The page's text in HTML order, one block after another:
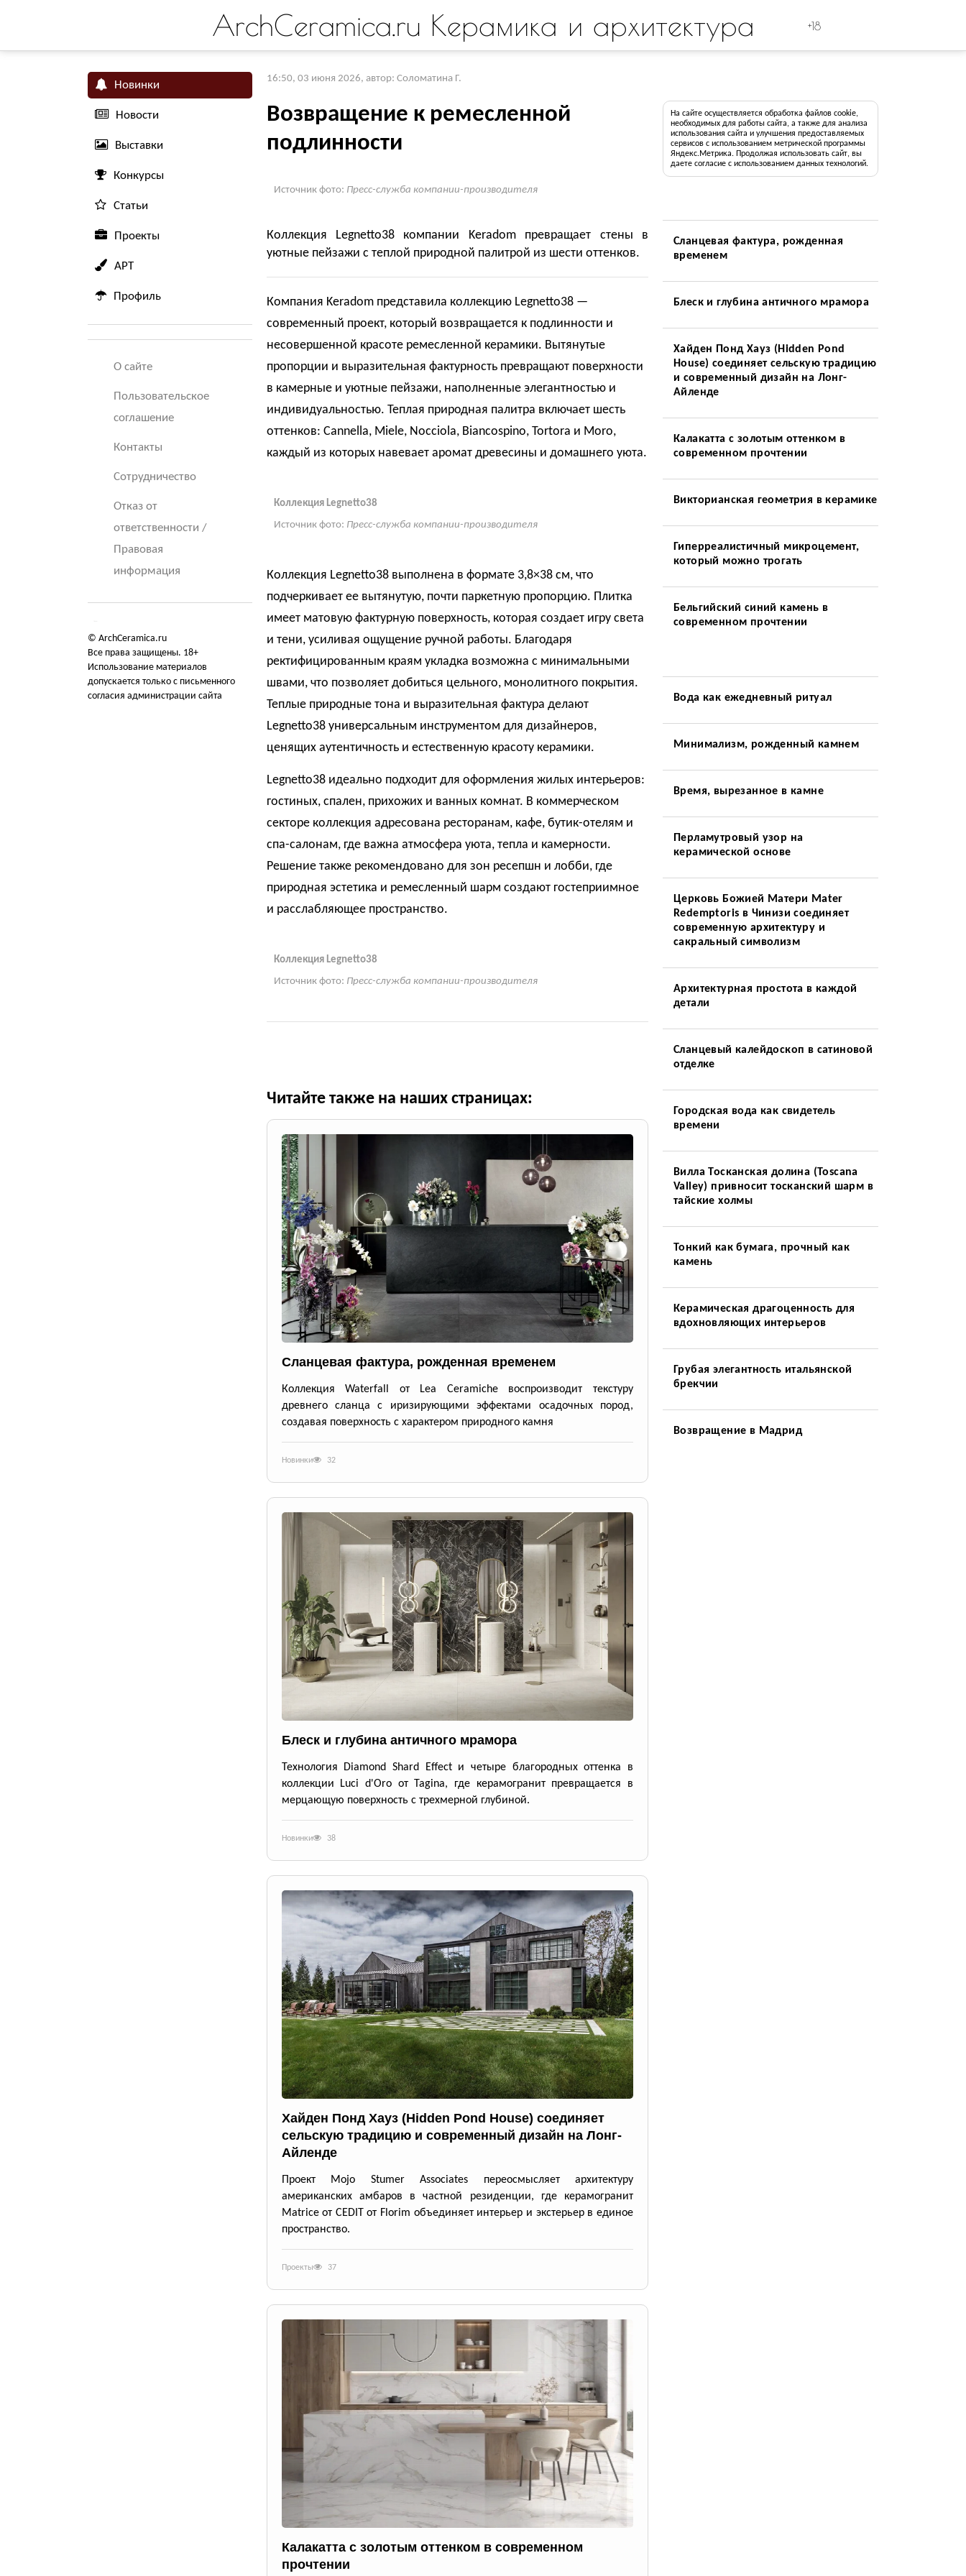
ArchCeramica.ru Керамика и архитектура +18
Новинки
Новости
Выставки
Конкурсы
Статьи
Проекты
АРТ
Профиль
О сайте
Пользовательское
соглашение
Контакты
Сотрудничество
Отказ от
ответственности /
Правовая
информация
© ArchCeramica.ru
Все права защищены. 18+
Использование материалов
допускается только с письменного
согласия администрации сайта
16:50, 03 июня 2026, автор: Соломатина Г.
Возвращение к ремесленной
подлинности
Источник фото: Пресс-служба компании-производителя
Коллекция Legnetto38 компании Keradom превращает стены в
уютные пейзажи с теплой природной палитрой из шести оттенков.
Компания Keradom представила коллекцию Legnetto38 —
современный проект, который возвращается к подлинности и
несовершенной красоте ремесленной керамики. Вытянутые
пропорции и выразительная фактурность превращают поверхности
в камерные и уютные пейзажи, наполненные элегантностью и
индивидуальностью. Теплая природная палитра включает шесть
оттенков: Cannella, Miele, Nocciola, Biancospino, Tortora и Moro,
каждый из которых навевает аромат древесины и домашнего уюта.
Коллекция Legnetto38
Источник фото: Пресс-служба компании-производителя
Коллекция Legnetto38 выполнена в формате 3,8×38 см, что
подчеркивает ее вытянутую, почти паркетную пропорцию. Плитка
имеет матовую фактурную поверхность, которая создает игру света
и тени, усиливая ощущение ручной работы. Благодаря
ректифицированным краям укладка возможна с минимальными
швами, что позволяет добиться цельного, монолитного покрытия.
Теплые природные тона и выразительная фактура делают
Legnetto38 универсальным инструментом для дизайнеров,
ценящих аутентичность и естественную красоту керамики.
Legnetto38 идеально подходит для оформления жилых интерьеров:
гостиных, спален, прихожих и ванных комнат. В коммерческом
секторе коллекция адресована ресторанам, кафе, бутик-отелям и
спа-салонам, где важна атмосфера уюта, тепла и камерности.
Решение также рекомендовано для зон ресепшн и лобби, где
природная эстетика и ремесленный шарм создают гостеприимное
и расслабляющее пространство.
Коллекция Legnetto38
Источник фото: Пресс-служба компании-производителя
Читайте также на наших страницах:
Сланцевая фактура, рожденная временем
Коллекция Waterfall от Lea Ceramiche воспроизводит текстуру
древнего сланца с иризирующими эффектами осадочных пород,
создавая поверхность с характером природного камня
Новинки 32
Блеск и глубина античного мрамора
Технология Diamond Shard Effect и четыре благородных оттенка в
коллекции Luci d'Oro от Tagina, где керамогранит превращается в
мерцающую поверхность с трехмерной глубиной.
Новинки 38
Хайден Понд Хауз (Hidden Pond House) соединяет
сельскую традицию и современный дизайн на Лонг-
Айленде
Проект Mojo Stumer Associates переосмысляет архитектуру
американских амбаров в частной резиденции, где керамогранит
Matrice от CEDIT от Florim объединяет интерьер и экстерьер в единое
пространство.
Проекты 37
Калакатта с золотым оттенком в современном
прочтении
На сайте осуществляется обработка файлов cookie,
необходимых для работы сайта, а также для анализа
использования сайта и улучшения предоставляемых
сервисов с использованием метрической программы
Яндекс.Метрика. Продолжая использовать сайт, вы
даете согласие с использованием данных технологий.
Сланцевая фактура, рожденная
временем
Блеск и глубина античного мрамора
Хайден Понд Хауз (Hidden Pond
House) соединяет сельскую традицию
и современный дизайн на Лонг-
Айленде
Калакатта с золотым оттенком в
современном прочтении
Викторианская геометрия в керамике
Гиперреалистичный микроцемент,
который можно трогать
Бельгийский синий камень в
современном прочтении
Вода как ежедневный ритуал
Минимализм, рожденный камнем
Время, вырезанное в камне
Перламутровый узор на
керамической основе
Церковь Божией Матери Mater
Redemptoris в Чинизи соединяет
современную архитектуру и
сакральный символизм
Архитектурная простота в каждой
детали
Сланцевый калейдоскоп в сатиновой
отделке
Городская вода как свидетель
времени
Вилла Тосканская долина (Toscana
Valley) привносит тосканский шарм в
тайские холмы
Тонкий как бумага, прочный как
камень
Керамическая драгоценность для
вдохновляющих интерьеров
Грубая элегантность итальянской
брекчии
Возвращение в Мадрид